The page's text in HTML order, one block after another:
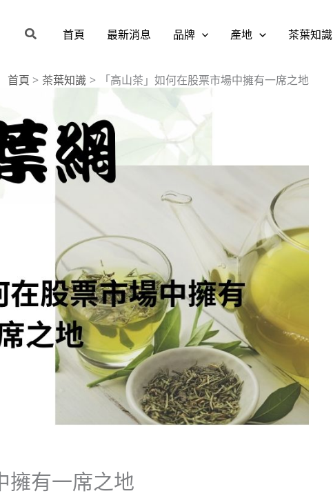
搜
首頁 最新消息 品牌 產地 茶葉知識
首頁 茶葉知識 「高山茶」如何在股票市場中擁有一席之地
擁有一席之地